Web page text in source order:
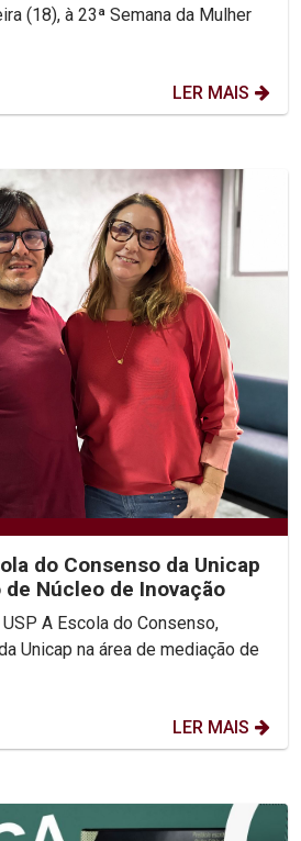
(18), à 23ª Semana da Mulher
LER MAIS
do Consenso da Unicap
Núcleo de Inovação
Unicap na área de mediação de
LER MAIS